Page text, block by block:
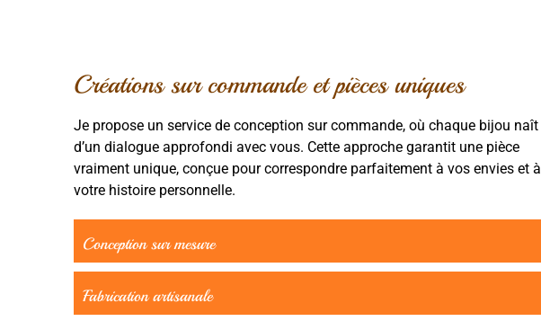
Créations sur commande et pièces uniques
Je propose un service de conception sur commande, où chaque bijou naît
d’un dialogue approfondi avec vous. Cette approche garantit une pièce
vraiment unique, conçue pour correspondre parfaitement à vos envies et à
votre histoire personnelle.
Conception sur mesure
Fabrication artisanale